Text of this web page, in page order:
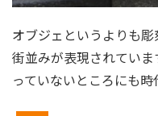
オブジェというよりも
街並みが表現されてい
っていないところにも時